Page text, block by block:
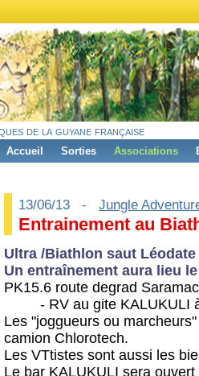
de la guyane française
Accueil Sorties Associations
13/06/13 - Jungle
Entrainement au
Ultra /Biathlon saut Léodate
Un entraînement aura lieu
PK15.6 route degrad
- RV au gite KALUKULI
Les "joggueurs ou
camion Chlorotech.
Les VTtistes sont aussi les
Le bar KALUKULI sera ouvert